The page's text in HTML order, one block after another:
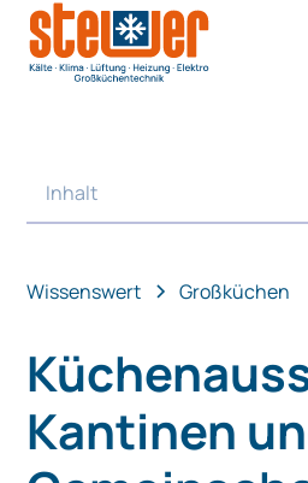
Inhalt
Wissenswert
Großküchen
Kantinen